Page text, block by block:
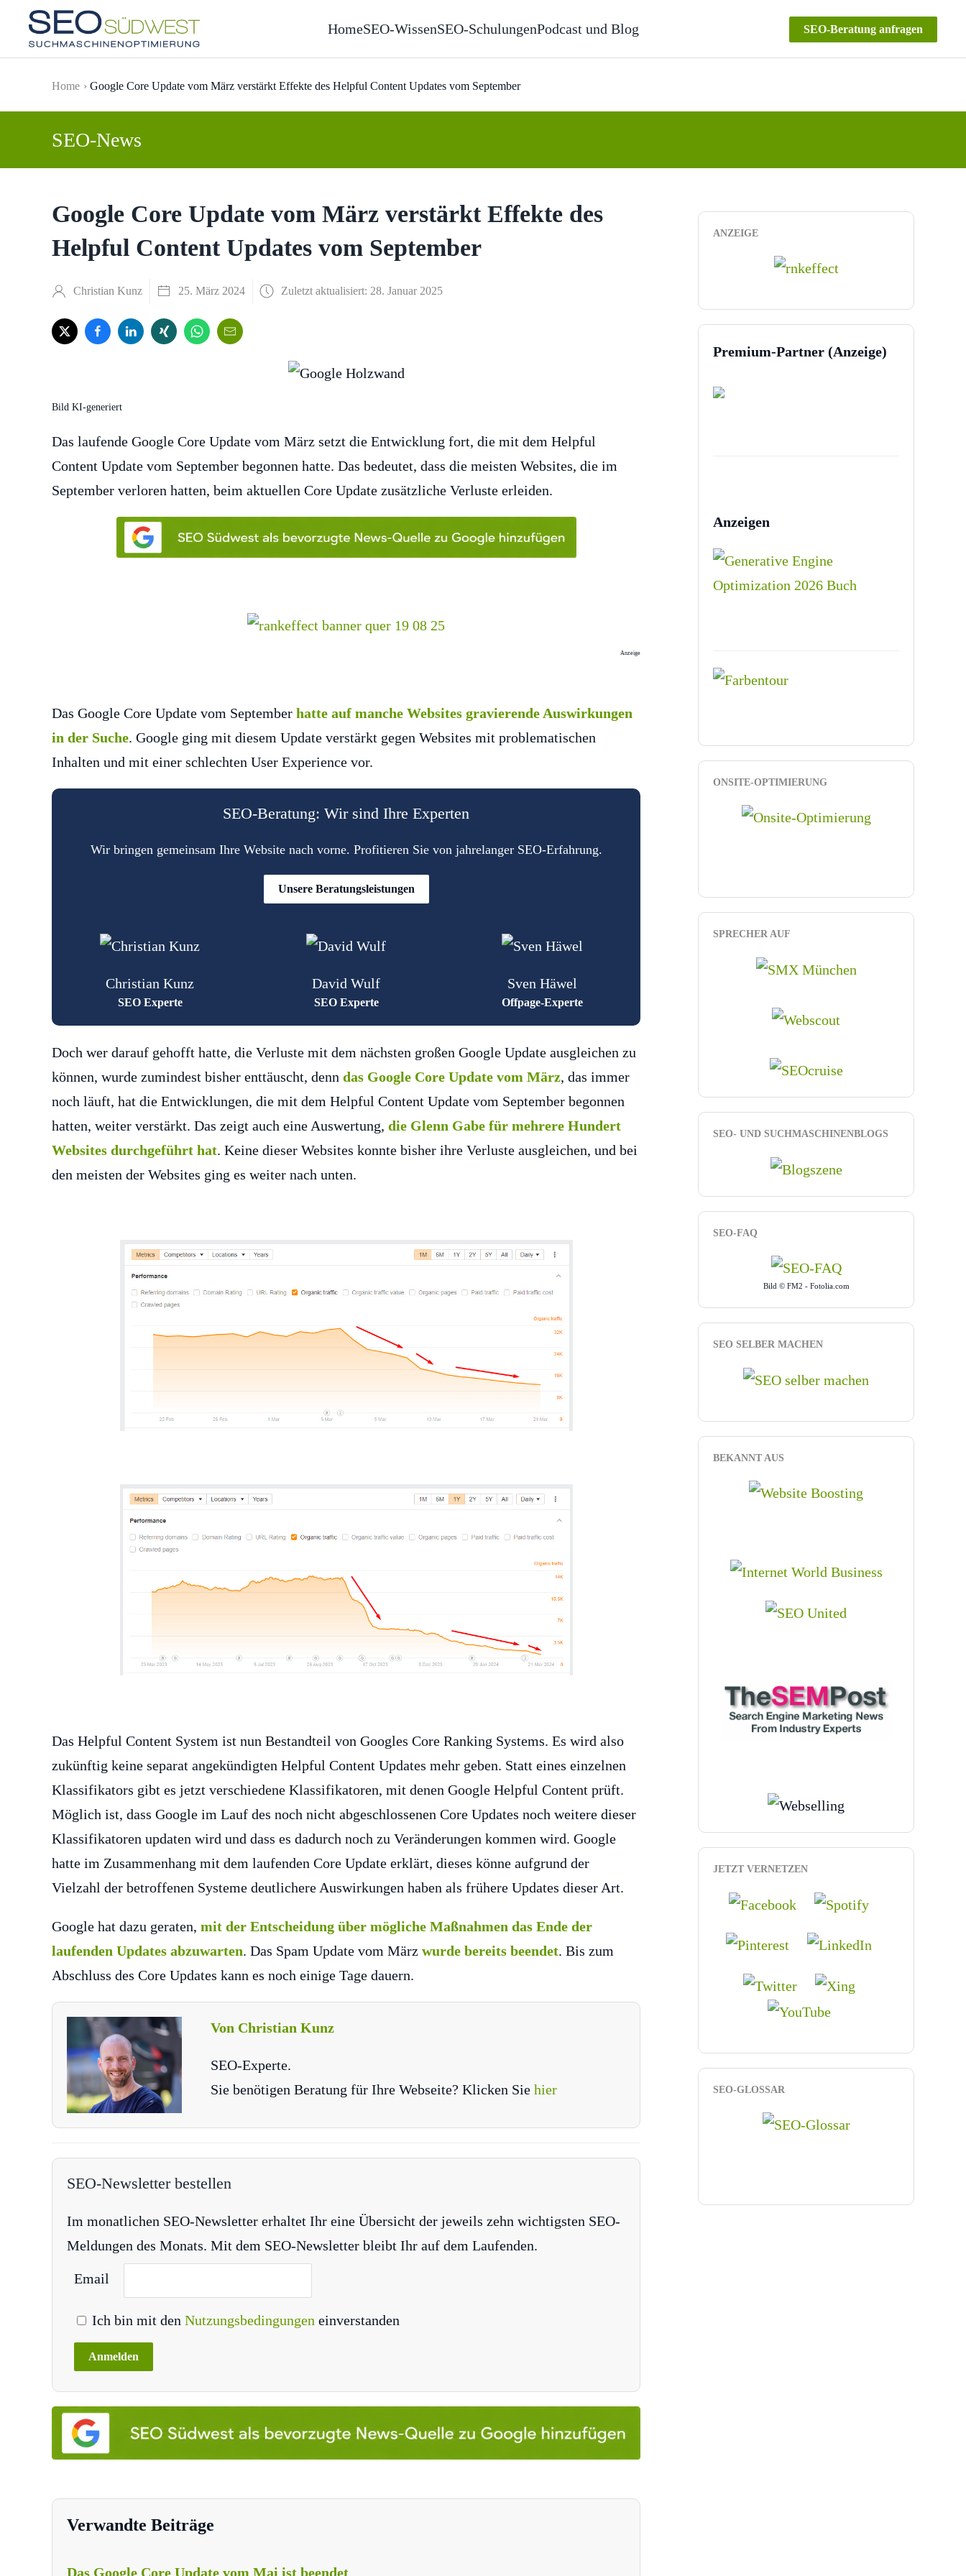
Skip to main content
HomeSEO-WissenSEO-SchulungenPodcast und Blog SEO-Beratung anfragen
Home Google Core Update vom März verstärkt Effekte des Helpful Content Updates vom September
SEO-News
Google Core Update vom März verstärkt Effekte des
Helpful Content Updates vom September
Christian Kunz 25. März 2024 Zuletzt aktualisiert: 28. Januar 2025
Bild KI-generiert
Das laufende Google Core Update vom März setzt die Entwicklung fort, die mit dem Helpful
Content Update vom September begonnen hatte. Das bedeutet, dass die meisten Websites, die im
September verloren hatten, beim aktuellen Core Update zusätzliche Verluste erleiden.
Anzeige
Das Google Core Update vom September hatte auf manche Websites gravierende Auswirkungen
in der Suche. Google ging mit diesem Update verstärkt gegen Websites mit problematischen
Inhalten und mit einer schlechten User Experience vor.
SEO-Beratung: Wir sind Ihre Experten
Wir bringen gemeinsam Ihre Website nach vorne. Profitieren Sie von jahrelanger SEO-Erfahrung.
Unsere Beratungsleistungen
Christian Kunz
SEO Experte
David Wulf
SEO Experte
Sven Häwel
Offpage-Experte
Doch wer darauf gehofft hatte, die Verluste mit dem nächsten großen Google Update ausgleichen zu
können, wurde zumindest bisher enttäuscht, denn das Google Core Update vom März, das immer
noch läuft, hat die Entwicklungen, die mit dem Helpful Content Update vom September begonnen
hatten, weiter verstärkt. Das zeigt auch eine Auswertung, die Glenn Gabe für mehrere Hundert
Websites durchgeführt hat. Keine dieser Websites konnte bisher ihre Verluste ausgleichen, und bei
den meisten der Websites ging es weiter nach unten.
Das Helpful Content System ist nun Bestandteil von Googles Core Ranking Systems. Es wird also
zukünftig keine separat angekündigten Helpful Content Updates mehr geben. Statt eines einzelnen
Klassifikators gibt es jetzt verschiedene Klassifikatoren, mit denen Google Helpful Content prüft.
Möglich ist, dass Google im Lauf des noch nicht abgeschlossenen Core Updates noch weitere dieser
Klassifikatoren updaten wird und dass es dadurch noch zu Veränderungen kommen wird. Google
hatte im Zusammenhang mit dem laufenden Core Update erklärt, dieses könne aufgrund der
Vielzahl der betroffenen Systeme deutlichere Auswirkungen haben als frühere Updates dieser Art.
Google hat dazu geraten, mit der Entscheidung über mögliche Maßnahmen das Ende der
laufenden Updates abzuwarten. Das Spam Update vom März wurde bereits beendet. Bis zum
Abschluss des Core Updates kann es noch einige Tage dauern.
Von Christian Kunz
SEO-Experte.
Sie benötigen Beratung für Ihre Webseite? Klicken Sie hier
SEO-Newsletter bestellen
Im monatlichen SEO-Newsletter erhaltet Ihr eine Übersicht der jeweils zehn wichtigsten SEO-
Meldungen des Monats. Mit dem SEO-Newsletter bleibt Ihr auf dem Laufenden.
Email
Ich bin mit den Nutzungsbedingungen einverstanden
Verwandte Beiträge
Das Google Core Update vom Mai ist beendet
ANZEIGE
Premium-Partner (Anzeige)
Anzeigen
ONSITE-OPTIMIERUNG
SPRECHER AUF
SEO- UND SUCHMASCHINENBLOGS
SEO-FAQ
Bild © FM2 - Fotolia.com
SEO SELBER MACHEN
BEKANNT AUS
JETZT VERNETZEN
SEO-GLOSSAR